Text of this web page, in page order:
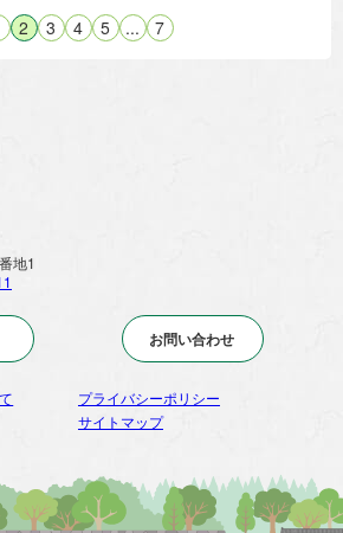
2 3 4 5 ... 7
地1
お問い合わせ
プライバシーポリシー
サイトマップ